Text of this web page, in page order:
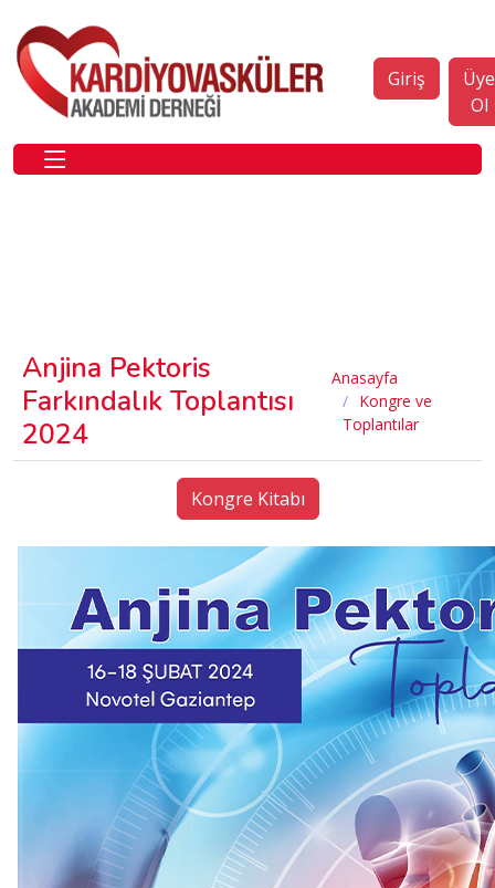
Giriş
Üye
Ol
Anjina Pektoris
Farkındalık Toplantısı
2024
Anasayfa
Kongre ve
Toplantılar
Kongre Kitabı